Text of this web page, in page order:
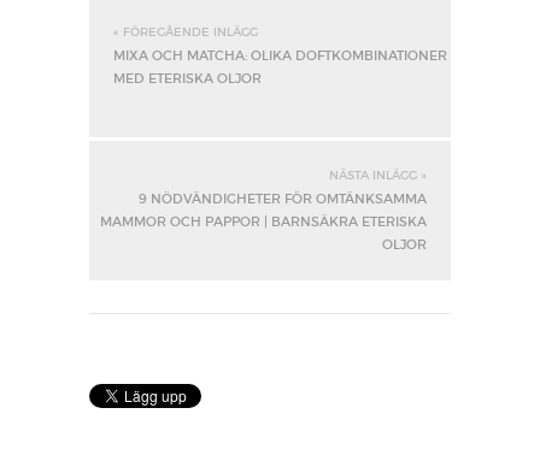
« FÖREGÅENDE INLÄGG
MIXA OCH MATCHA: OLIKA DOFTKOMBINATIONER
MED ETERISKA OLJOR
NÄSTA INLÄGG »
9 NÖDVÄNDIGHETER FÖR OMTÄNKSAMMA
MAMMOR OCH PAPPOR | BARNSÄKRA ETERISKA
OLJOR